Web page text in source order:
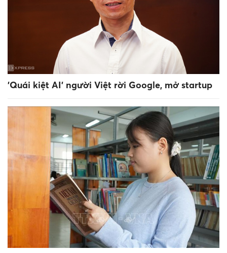
'Quái kiệt AI' người Việt rời Google, mở startup